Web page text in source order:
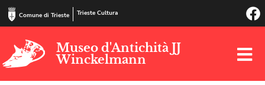
Comune di Trieste Trieste Cultura
Museo d'Antichità JJ
Winckelmann